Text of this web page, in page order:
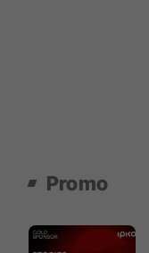
Promo